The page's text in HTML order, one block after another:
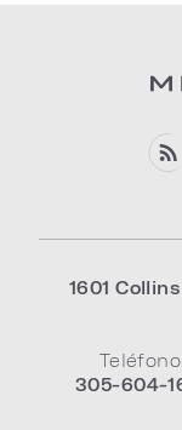
1601
305-604-